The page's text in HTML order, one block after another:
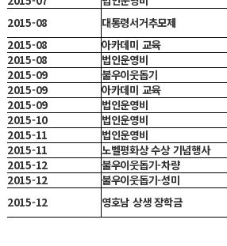
2015-08
대통령서거추모제
2015-08
아카데미 교육
2015-08
법인운영비
2015-09
불우이웃돕기
2015-09
아카데미 교육
2015-09
법인운영비
2015-10
법인운영비
2015-11
법인운영비
2015-11
노벨평화상 수상 기념행사
2015-12
불우이웃돕기-차량
2015-12
불우이웃돕기-성미
2015-12
영호남 상생 장학금